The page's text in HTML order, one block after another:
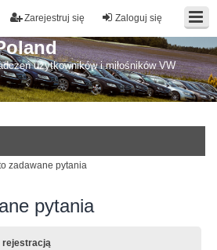
Zaloguj się
Zarejestruj się
użytkowników i miłośników VW
zadawane pytania
pytania
rejestracją